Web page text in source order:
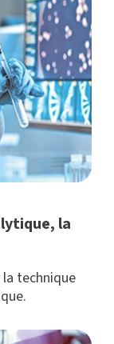
la
technique